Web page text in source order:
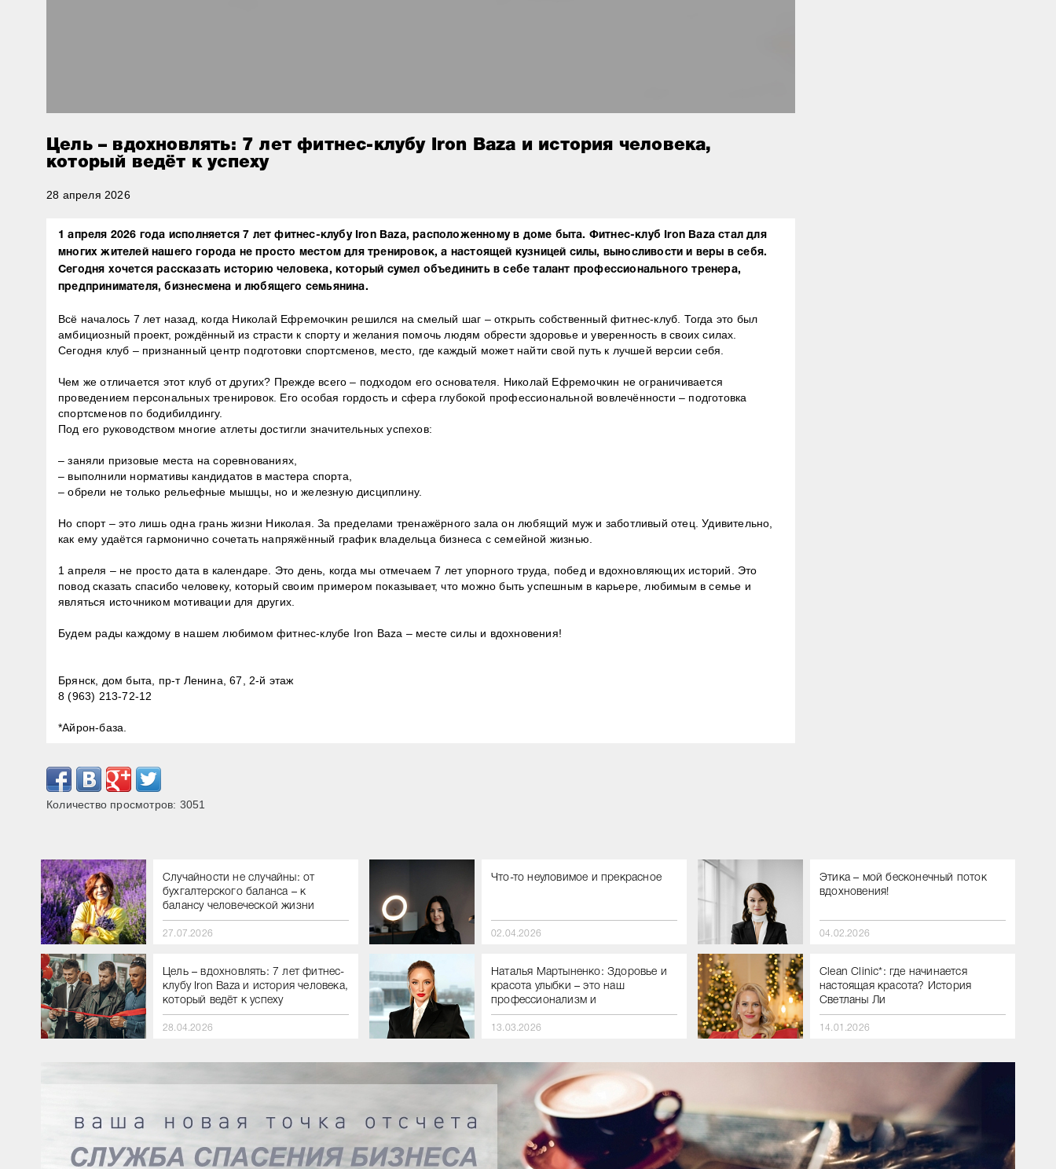
Цель – вдохновлять: 7 лет фитнес-клубу Iron Baza и история человека,
который ведёт к успеху⁣⁣⠀
28 апреля 2026
1 апреля 2026 года исполняется 7 лет фитнес-клубу Iron Baza, расположенному в доме быта. Фитнес-клуб Iron Baza стал для
многих жителей нашего города не просто местом для тренировок, а настоящей кузницей силы, выносливости и веры в себя.
Сегодня хочется рассказать историю человека, который сумел объединить в себе талант профессионального тренера,
предпринимателя, бизнесмена и любящего семьянина.⁣⁣⠀
Всё началось 7 лет назад, когда Николай Ефремочкин решился на смелый шаг – открыть собственный фитнес-клуб. Тогда это был
амбициозный проект, рождённый из страсти к спорту и желания помочь людям обрести здоровье и уверенность в своих силах.
Сегодня клуб – признанный центр подготовки спортсменов, место, где каждый может найти свой путь к лучшей версии себя.⁣⁣⠀
Чем же отличается этот клуб от других? Прежде всего – подходом его основателя. Николай Ефремочкин не ограничивается
проведением персональных тренировок. Его особая гордость и сфера глубокой профессиональной вовлечённости – подготовка
спортсменов по бодибилдингу.⁣⁣⠀
Под его руководством многие атлеты достигли значительных успехов:⁣⁣⠀
– заняли призовые места на соревнованиях,⁣⁣⠀
– выполнили нормативы кандидатов в мастера спорта,⁣⁣⠀
– обрели не только рельефные мышцы, но и железную дисциплину.⁣⁣⠀
Но спорт – это лишь одна грань жизни Николая. За пределами тренажёрного зала он любящий муж и заботливый отец. Удивительно,
как ему удаётся гармонично сочетать напряжённый график владельца бизнеса с семейной жизнью.⁣⁣⠀
1 апреля – не просто дата в календаре. Это день, когда мы отмечаем 7 лет упорного труда, побед и вдохновляющих историй. Это
повод сказать спасибо человеку, который своим примером показывает, что можно быть успешным в карьере, любимым в семье и
являться источником мотивации для других.⁣⁣⠀
Будем рады каждому в нашем любимом фитнес-клубе Iron Baza – месте силы и вдохновения!⁣⁣⠀
Брянск, дом быта, пр-т Ленина, 67, 2-й этаж ⁣⁣
8 (963) 213-72-12⁣
*Айрон-база.⁣⠀
Количество просмотров: 3051
Случайности не случайны: от
бухгалтерского баланса – к
балансу человеческой жизни
27.07.2026
Цель – вдохновлять: 7 лет фитнес-
клубу Iron Baza и история человека,
который ведёт к успеху⁣⁣⠀
28.04.2026
Что-то неуловимое и прекрасное
02.04.2026
Наталья Мартыненко: Здоровье и
красота улыбки – это наш
профессионализм и
технологические инновации
13.03.2026
Этика – мой бесконечный поток
вдохновения!
04.02.2026
Clean Clinic*: где начинается
настоящая красота? История
Светланы Ли
14.01.2026